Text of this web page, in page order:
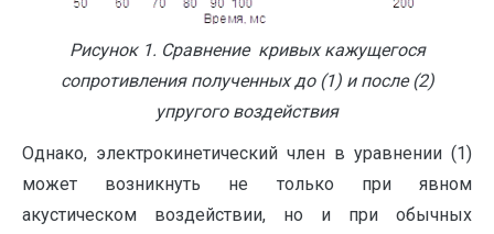
Рисунок 1. Сравнение кривых кажущегося
сопротивления полученных до (1) и после (2)
упругого воздействия
Однако, электрокинетический член в уравнении (1)
может возникнуть не только при явном
акустическом воздействии, но и при обычных